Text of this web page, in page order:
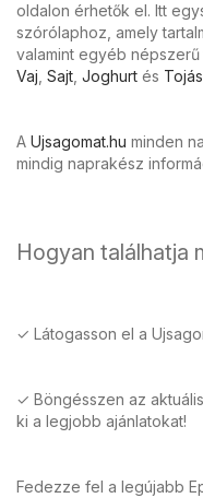
oldalon érhetők el. Itt
szórólaphoz, amely
valamint egyéb
Vaj Sajt Joghurt és Tojás
A Ujsagomat.hu minden
mindig naprakész
Hogyan találhatja
✓ Látogasson el a
✓ Böngésszen az
ki a legjobb ajánlatokat!
Fedezze fel a legújabb